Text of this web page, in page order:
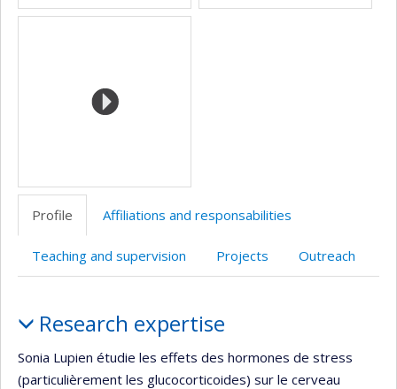
Profile Affiliations and responsabilities
Teaching and supervision Projects Outreach
Research expertise
Sonia Lupien étudie les effets des hormones de stress
(particulièrement les glucocorticoides) sur le cerveau